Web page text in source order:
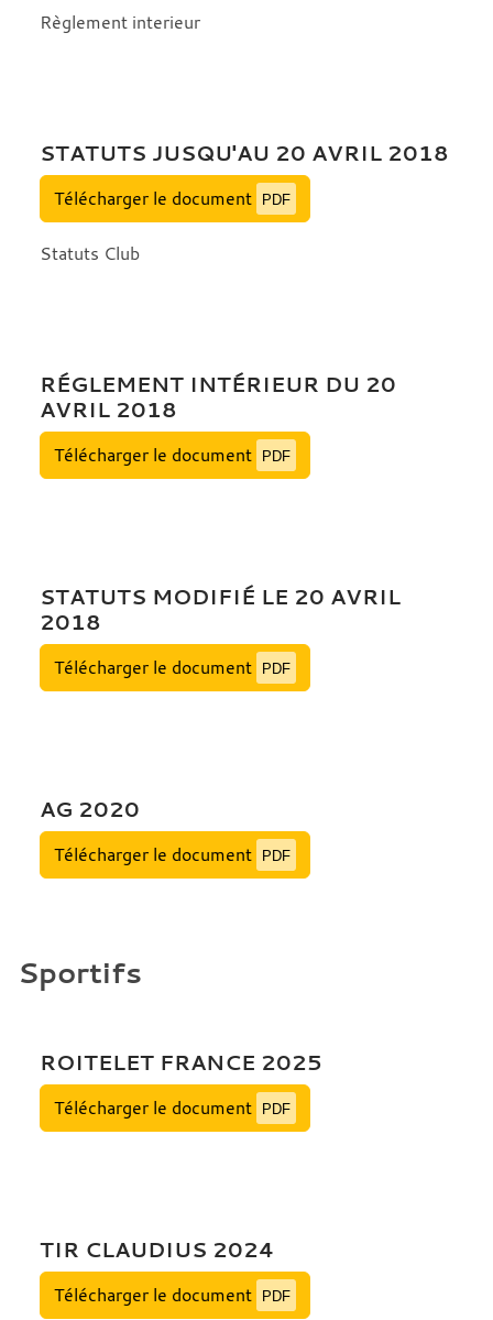
Règlement interieur
STATUTS JUSQU'AU 20 AVRIL 2018
Télécharger le document PDF
Statuts Club
RÉGLEMENT INTÉRIEUR DU 20
AVRIL 2018
Télécharger le document PDF
STATUTS MODIFIÉ LE 20 AVRIL
2018
Télécharger le document PDF
AG 2020
Télécharger le document PDF
Sportifs
ROITELET FRANCE 2025
Télécharger le document PDF
TIR CLAUDIUS 2024
Télécharger le document PDF